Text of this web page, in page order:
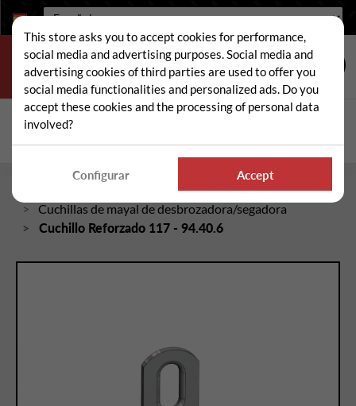
Idioma:
Buscar
Piezas sueltas de desbrozadora/segadora
Cuchillas de mayal de desbrozadora/segadora
Cuchillo Reforzado 117 - 94.40.6
This store asks you to accept cookies for performance,
social media and advertising purposes. Social media and
advertising cookies of third parties are used to offer you
social media functionalities and personalized ads. Do you
accept these cookies and the processing of personal data
involved?
Configurar Accept